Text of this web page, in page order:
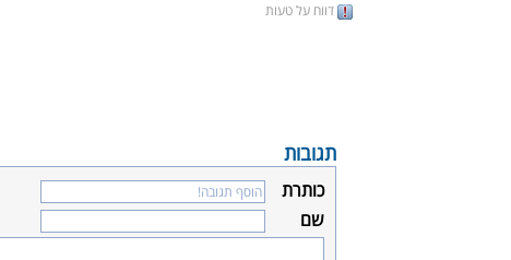
דווח על טעות
תגובות
כותרת
שם